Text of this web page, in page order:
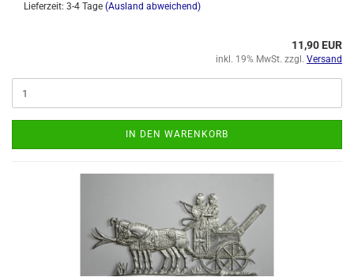
Lieferzeit: 3-4 Tage (Ausland abweichend)
11,90 EUR
inkl. 19% MwSt. zzgl. Versand
IN DEN WARENKORB